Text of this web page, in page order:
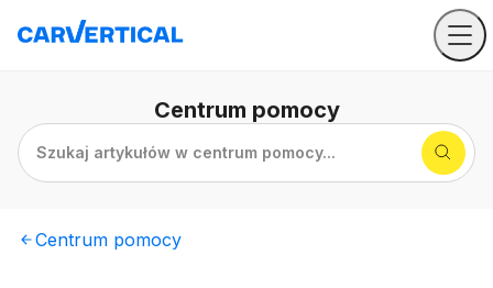
Centrum pomocy
Szukaj artykułów w centrum pomocy...
Centrum pomocy